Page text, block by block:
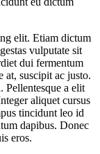
elit. Etiam dictum
vulputate sit
dui fermentum
at, suscipit ac justo.
Pellentesque a elit
aliquet cursus
tincidunt leo id
dapibus. Donec
eros.